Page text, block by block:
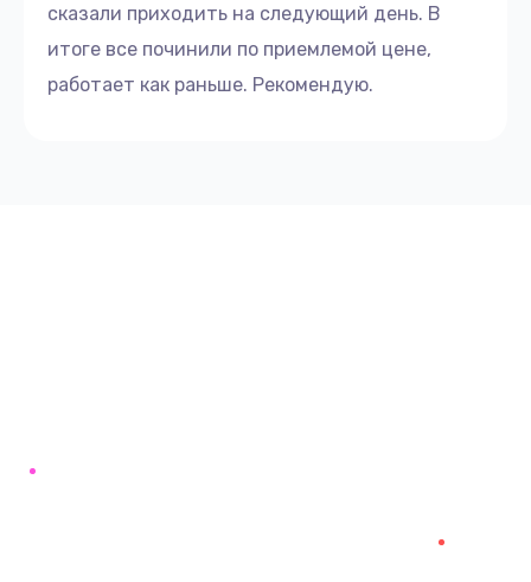
сказали приходить на следующий день. В
итоге все починили по приемлемой цене,
работает как раньше. Рекомендую.